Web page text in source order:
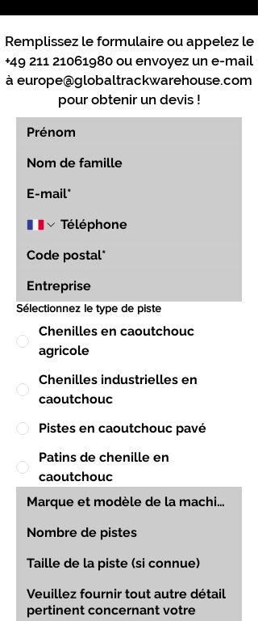
Remplissez le formulaire ou appelez le
+49 211 21061980 ou envoyez un e-mail
à europe@globaltrackwarehouse.com
pour obtenir un devis !
Sélectionnez le type de piste
Chenilles en caoutchouc
agricole
Chenilles industrielles en
caoutchouc
Pistes en caoutchouc pavé
Patins de chenille en
caoutchouc